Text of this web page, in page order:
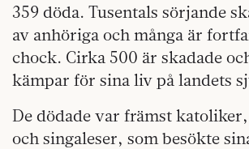
359 döda. Tusentals sörjande
av anhöriga och många är
chock. Cirka 500 är skadade
kämpar för sina liv på landets
De dödade var främst
och singaleser, som besökte